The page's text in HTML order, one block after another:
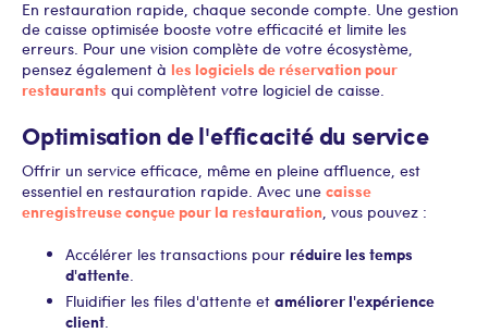
En restauration rapide, chaque seconde compte. Une gestion
de caisse optimisée booste votre efficacité et limite les
erreurs. Pour une vision complète de votre écosystème,
pensez également à les logiciels de réservation pour
restaurants qui complètent votre logiciel de caisse.
Optimisation de l'efficacité du service
Offrir un service efficace, même en pleine affluence, est
essentiel en restauration rapide. Avec une caisse
enregistreuse conçue pour la restauration , vous pouvez :
Accélérer les transactions pour réduire les temps
d'attente
Fluidifier les files d'attente et améliorer l'expérience
client